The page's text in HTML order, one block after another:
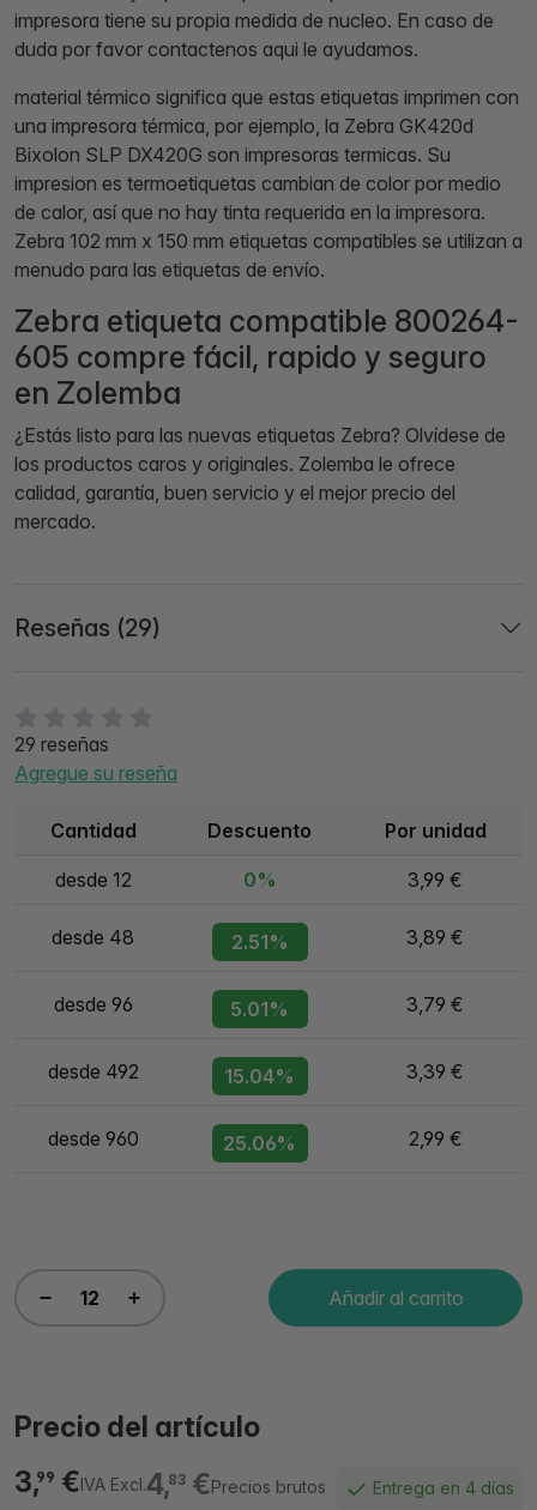
29 reseñas
Agregue su reseña
Cantidad Descuento Por unidad
desde 12 0% 3,99 €
desde 48 2.51% 3,89 €
desde 96 5.01% 3,79 €
desde 492 15.04% 3,39 €
desde 960 25.06% 2,99 €
Añadir al carrito
Precio del artículo
4,83€Precios brutos
3,99 €IVA Excl. Entrega en 4 días
impresora tiene su propia medida de nucleo. En caso de
duda por favor contactenos aqui le ayudamos.
material térmico significa que estas etiquetas imprimen con
una impresora térmica, por ejemplo, la Zebra GK420d
Bixolon SLP DX420G son impresoras termicas. Su
impresion es termoetiquetas cambian de color por medio
de calor, así que no hay tinta requerida en la impresora.
Zebra 102 mm x 150 mm etiquetas compatibles se utilizan a
menudo para las etiquetas de envío.
Zebra etiqueta compatible 800264-
605 compre fácil, rapido y seguro
en Zolemba
¿Estás listo para las nuevas etiquetas Zebra? Olvídese de
los productos caros y originales. Zolemba le ofrece
calidad, garantía, buen servicio y el mejor precio del
mercado.
Reseñas (29)